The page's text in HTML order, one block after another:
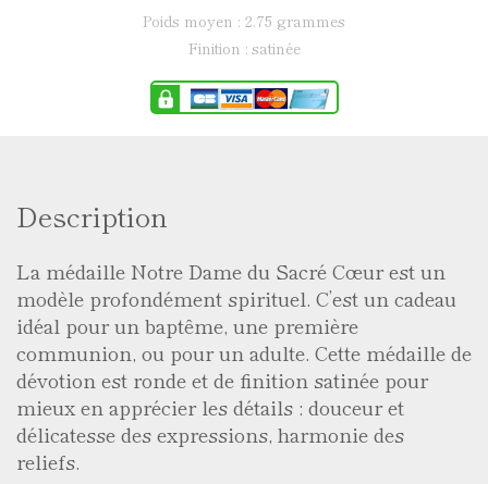
poids moyen : 2.75 grammes
finition : satinée
Description
La médaille Notre Dame du Sacré Cœur est un
modèle profondément spirituel. C’est un cadeau
idéal pour un baptême, une première
communion, ou pour un adulte. Cette médaille de
dévotion est ronde et de finition satinée pour
mieux en apprécier les détails : douceur et
délicatesse des expressions, harmonie des
reliefs.